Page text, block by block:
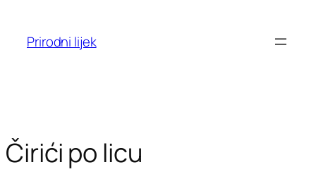
sadržaja
Prirodni lijek
Čirići po licu